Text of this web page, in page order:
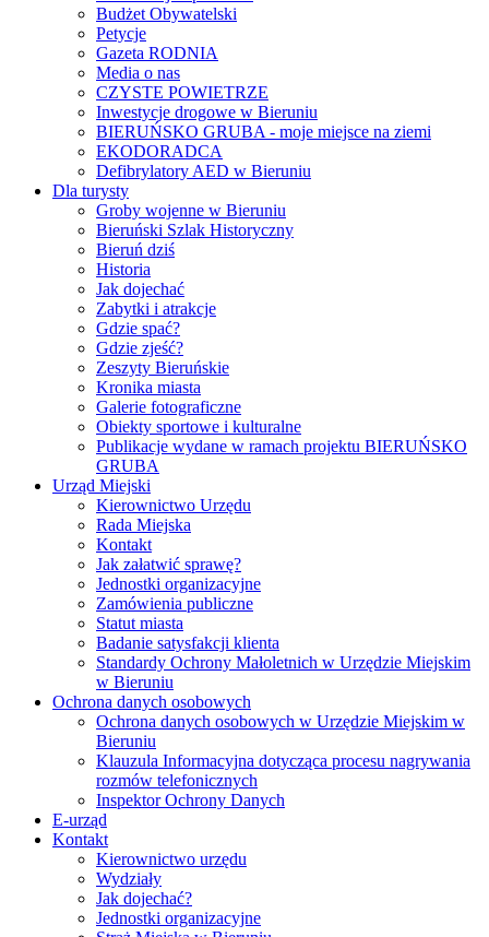
Budżet Obywatelski
Petycje
Gazeta RODNIA
Media o nas
CZYSTE POWIETRZE
Inwestycje drogowe w Bieruniu
BIERUŃSKO GRUBA - moje miejsce na ziemi
EKODORADCA
Defibrylatory AED w Bieruniu
Dla turysty
Groby wojenne w Bieruniu
Bieruński Szlak Historyczny
Bieruń dziś
Historia
Jak dojechać
Zabytki i atrakcje
Gdzie spać?
Gdzie zjeść?
Zeszyty Bieruńskie
Kronika miasta
Galerie fotograficzne
Obiekty sportowe i kulturalne
Publikacje wydane w ramach projektu BIERUŃSKO
GRUBA
Urząd Miejski
Kierownictwo Urzędu
Rada Miejska
Kontakt
Jak załatwić sprawę?
Jednostki organizacyjne
Zamówienia publiczne
Statut miasta
Badanie satysfakcji klienta
Standardy Ochrony Małoletnich w Urzędzie Miejskim
w Bieruniu
Ochrona danych osobowych
Ochrona danych osobowych w Urzędzie Miejskim w
Bieruniu
Klauzula Informacyjna dotycząca procesu nagrywania
rozmów telefonicznych
Inspektor Ochrony Danych
E-urząd
Kontakt
Kierownictwo urzędu
Wydziały
Jak dojechać?
Jednostki organizacyjne